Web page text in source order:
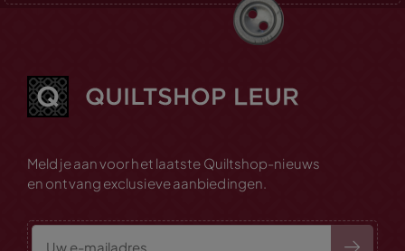
Meld je aan voor het laatste Quiltshop-nieuws
en ontvang exclusieve aanbiedingen.